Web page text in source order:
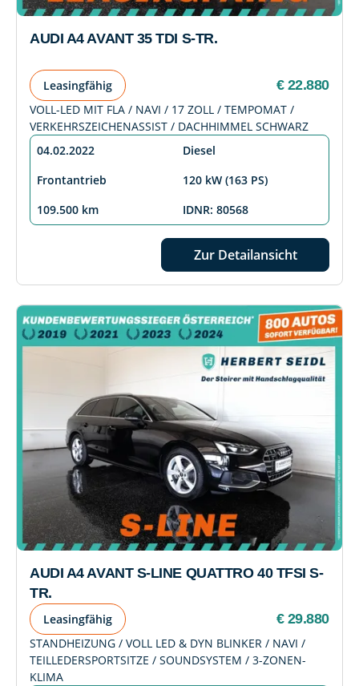
AUDI A4 AVANT 35 TDI S-TR.
Leasingfähig € 22.880
VOLL-LED MIT FLA / NAVI / 17 ZOLL / TEMPOMAT /
VERKEHRSZEICHENASSIST / DACHHIMMEL SCHWARZ
04.02.2022
Diesel
Frontantrieb
120 kW (163 PS)
109.500 km
IDNR: 80568
Zur Detailansicht
AUDI A4 AVANT S-LINE QUATTRO 40 TFSI S-
TR.
Leasingfähig € 29.880
STANDHEIZUNG / VOLL LED & DYN BLINKER / NAVI /
TEILLEDERSPORTSITZE / SOUNDSYSTEM / 3-ZONEN-
KLIMA